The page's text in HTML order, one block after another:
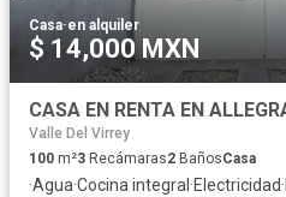
Casa·en alquiler
$ 14,000 MXN
Valle Del Virrey
100 m²3 Recámaras2 BañosCasa
·Agua·Cocina integral ·Electricidad·